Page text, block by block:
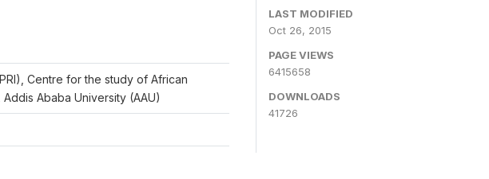
Centre for the study of African
Ababa University (AAU)
LAST MODIFIED
Oct 26, 2015
PAGE VIEWS
6415658
DOWNLOADS
41726